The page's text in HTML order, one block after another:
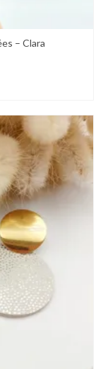
– Clara